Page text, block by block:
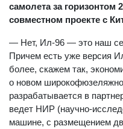
самолета за горизонтом
совместном проекте с
— Нет, Ил-96 — это наш
Причем есть уже версия
более, скажем так,
о новом
разрабатывается в
ведет НИР (научно-
машине, с размещением